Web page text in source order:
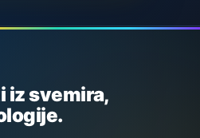
iz svemira,